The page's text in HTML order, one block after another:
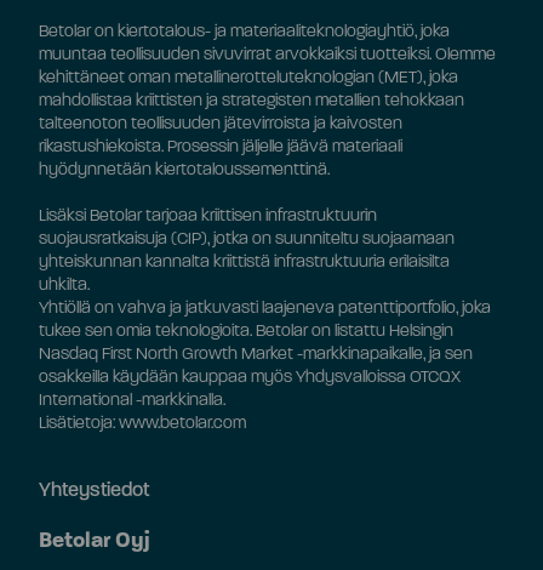
Betolar on kiertotalous- ja materiaaliteknologiayhtiö, joka
muuntaa teollisuuden sivuvirrat arvokkaiksi tuotteiksi. Olemme
kehittäneet oman metallinerotteluteknologian (MET), joka
mahdollistaa kriittisten ja strategisten metallien tehokkaan
talteenoton teollisuuden jätevirroista ja kaivosten
rikastushiekoista. Prosessin jäljelle jäävä materiaali
hyödynnetään kiertotaloussementtinä.
Lisäksi Betolar tarjoaa kriittisen infrastruktuurin
suojausratkaisuja (CIP), jotka on suunniteltu suojaamaan
yhteiskunnan kannalta kriittistä infrastruktuuria erilaisilta
uhkilta.
Yhtiöllä on vahva ja jatkuvasti laajeneva patenttiportfolio, joka
tukee sen omia teknologioita. Betolar on listattu Helsingin
Nasdaq First North Growth Market -markkinapaikalle, ja sen
osakkeilla käydään kauppaa myös Yhdysvalloissa OTCQX
International -markkinalla.
Lisätietoja: www.betolar.com
Yhteystiedot
Betolar Oyj